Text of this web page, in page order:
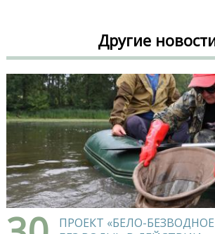
Другие
ПРОЕКТ «БЕЛО-